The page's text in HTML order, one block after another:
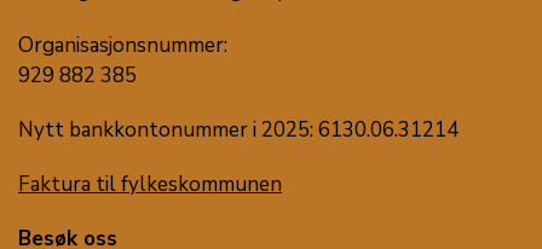
Organisasjonsnummer:
929 882 385
Nytt bankkontonummer i 2025: 6130.06.31214
Faktura til fylkeskommunen
Besøk oss